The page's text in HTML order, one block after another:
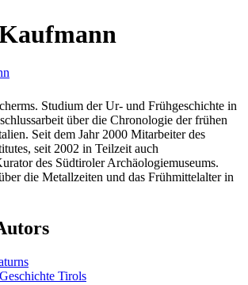
Studium der Ur- und Frühgeschichte in
über die Chronologie der frühen
Seit dem Jahr 2000 Mitarbeiter des
seit 2002 in Teilzeit auch
des Südtiroler Archäologiemuseums.
die Metallzeiten und das Frühmittelalter in